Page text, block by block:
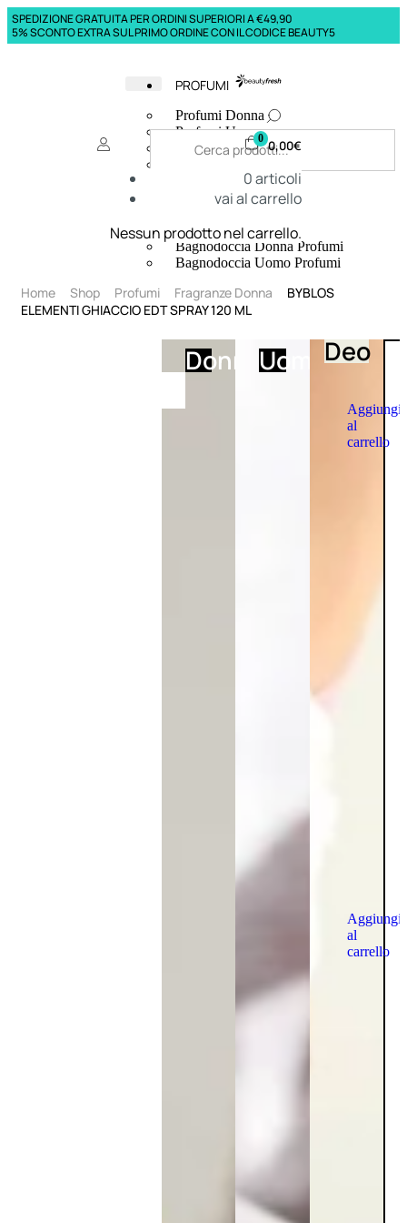
SPEDIZIONE GRATUITA PER ORDINI SUPERIORI A €49,90
5% SCONTO EXTRA SUL PRIMO ORDINE CON IL CODICE BEAUTY5
PROFUMI
Profumi Donna
Profumi Uomo
Deodoranti Donna
Corpo Donna
Corpo Uomo
Creme Mani
Bagnodoccia Donna Profumi
Bagnodoccia Uomo Profumi
DonnaUomoDeo
Aggiungi
al
carrello
Aggiungi
al
carrello
0 0,00€
0articoli
vai al carrello
Nessun prodotto nel carrello.
Home Shop Profumi Fragranze Donna
BYBLOS
ELEMENTI GHIACCIO EDT SPRAY 120 ML